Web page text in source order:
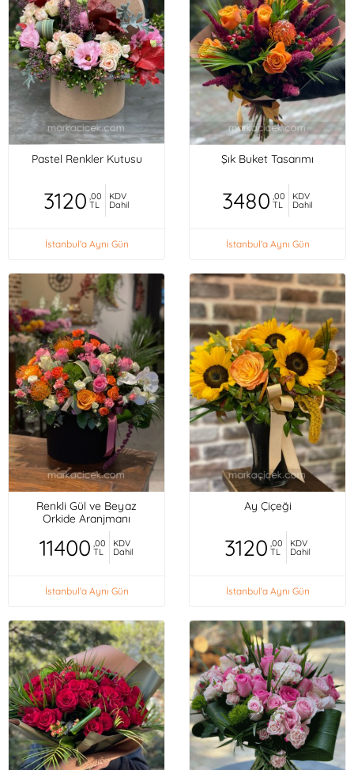
Pastel Renkler Kutusu
3120 ,00
TL
KDV
Dahil
İstanbul'a Aynı Gün
Şık Buket Tasarımı
3480 ,00
TL
KDV
Dahil
İstanbul'a Aynı Gün
Renkli Gül ve Beyaz
Orkide Aranjmanı
11400 ,00
TL
KDV
Dahil
İstanbul'a Aynı Gün
Ay Çiçeği
3120 ,00
TL
KDV
Dahil
İstanbul'a Aynı Gün